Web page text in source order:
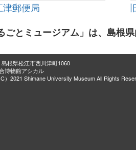
津郵便局
ごとミュージアム」は、島根
根県松江市西川津町1060
博物館アシカル
）2021 Shimane University Museum All Rights